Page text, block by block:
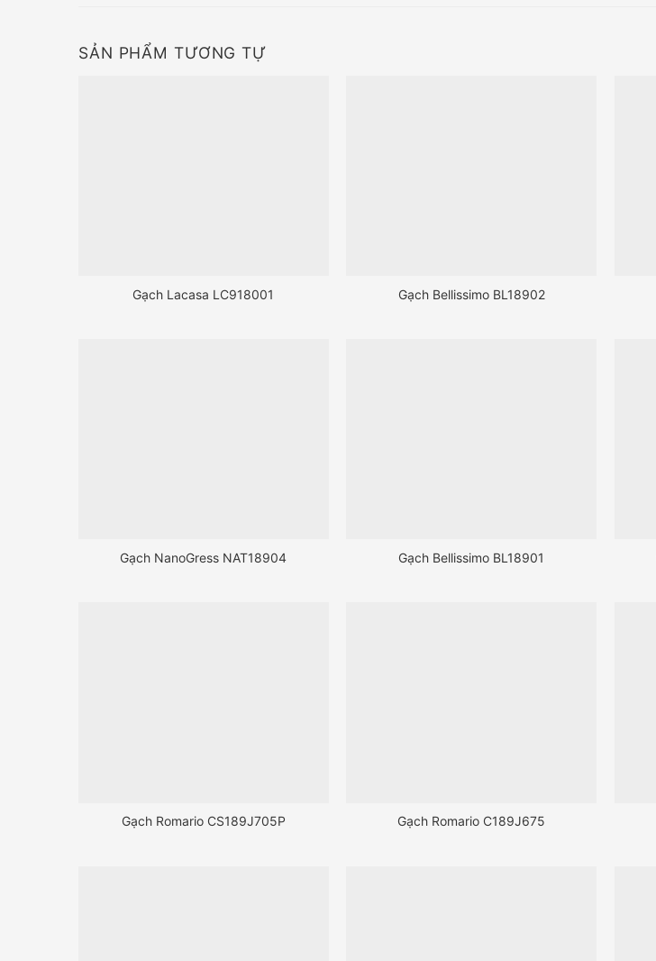
SẢN PHẨM TƯƠNG TỰ
Gạch Lacasa LC918001 Gạch Bellissimo BL18902
Gạch NanoGress NAT18904 Gạch Bellissimo BL18901
Gạch Romario CS189J705P Gạch Romario C189J675